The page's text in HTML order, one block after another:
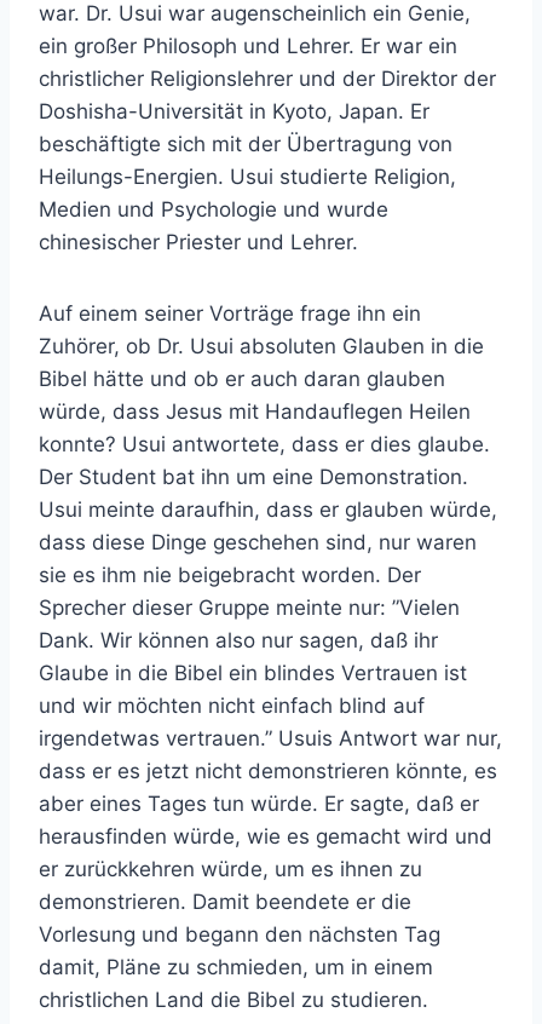
war. Dr. Usui war augenscheinlich ein Genie,
ein großer Philosoph und Lehrer. Er war ein
christlicher Religionslehrer und der Direktor der
Doshisha-Universität in Kyoto, Japan. Er
beschäftigte sich mit der Übertragung von
Heilungs-Energien. Usui studierte Religion,
Medien und Psychologie und wurde
chinesischer Priester und Lehrer.
Auf einem seiner Vorträge frage ihn ein
Zuhörer, ob Dr. Usui absoluten Glauben in die
Bibel hätte und ob er auch daran glauben
würde, dass Jesus mit Handauflegen Heilen
konnte? Usui antwortete, dass er dies glaube.
Der Student bat ihn um eine Demonstration.
Usui meinte daraufhin, dass er glauben würde,
dass diese Dinge geschehen sind, nur waren
sie es ihm nie beigebracht worden. Der
Sprecher dieser Gruppe meinte nur: ”Vielen
Dank. Wir können also nur sagen, daß ihr
Glaube in die Bibel ein blindes Vertrauen ist
und wir möchten nicht einfach blind auf
irgendetwas vertrauen.” Usuis Antwort war nur,
dass er es jetzt nicht demonstrieren könnte, es
aber eines Tages tun würde. Er sagte, daß er
herausfinden würde, wie es gemacht wird und
er zurückkehren würde, um es ihnen zu
demonstrieren. Damit beendete er die
Vorlesung und begann den nächsten Tag
damit, Pläne zu schmieden, um in einem
christlichen Land die Bibel zu studieren.